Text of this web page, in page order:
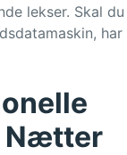
lekser. Skal du
har
Nætter